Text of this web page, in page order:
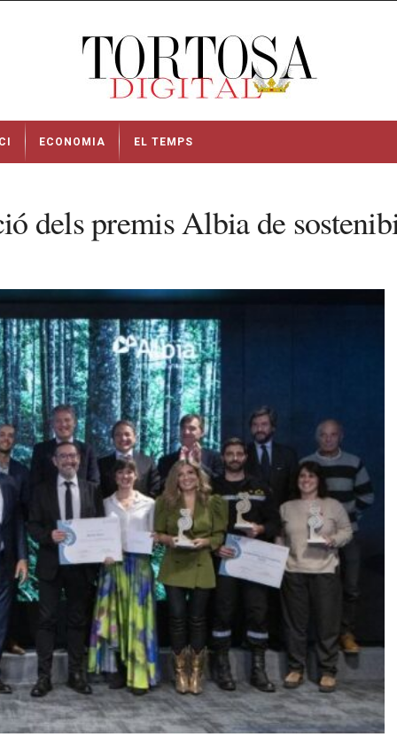
ECONOMIA EL TEMPS
dels premis Albia de